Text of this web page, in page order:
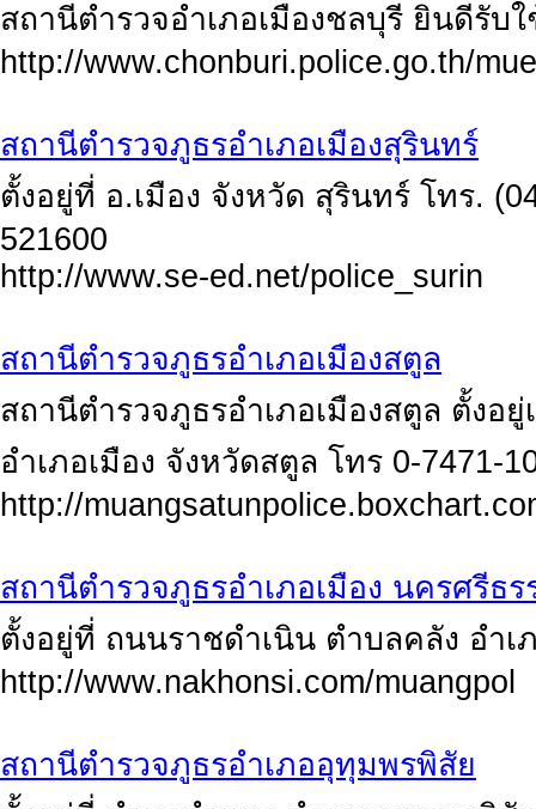
สถานีตำรวจอำเภอเมืองชลบุรี ยินดีรับ
http://www.chonburi.police.go.th/
สถานีตำรวจภูธรอำเภอเมืองสุรินทร์
ตั้งอยู่ที่ อ.เมือง จังหวัด สุรินทร์ โทร.
521600
http://www.se-ed.net/police_surin
สถานีตำรวจภูธรอำเภอเมืองสตูล
สถานีตำรวจภูธรอำเภอเมืองสตูล ตั้ง
อำเภอเมือง จังหวัดสตูล โทร 0-7471-
http://
สถานีตำรวจภูธรอำเภอเมือง นครศรีธร
ตั้งอยู่ที่ ถนนราชดำเนิน ตำบลคลัง อำเ
http://www.nakhonsi.com/muangpol
สถานีตำรวจภูธรอำเภออุทุมพรพิสัย